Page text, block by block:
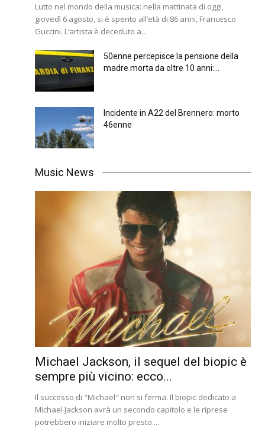
Lutto nel mondo della musica: nella mattinata di oggi,
giovedì 6 agosto, si è spento all’età di 86 anni, Francesco
Guccini. L’artista è deceduto a...
50enne percepisce la pensione della
madre morta da oltre 10 anni:...
Incidente in A22 del Brennero: morto
46enne
Music News
Michael Jackson, il sequel del biopic è
sempre più vicino: ecco...
Il successo di "Michael" non si ferma. Il biopic dedicato a
Michael Jackson avrà un secondo capitolo e le riprese
potrebbero iniziare molto presto....